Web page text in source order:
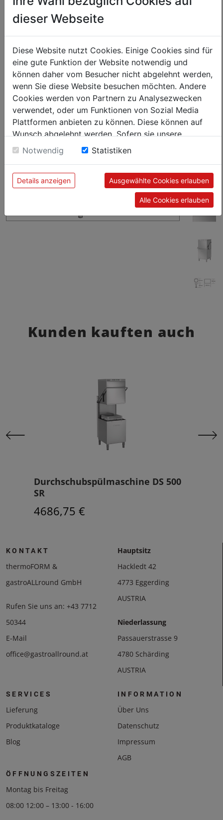
Kunden kauften auch
Durchschubspülmaschine DS 500
SR
4686,75 €
KONTAKT
thermoFORM &
gastroALLround GmbH
Rufen Sie uns an: +43 7712
50344
E-Mail
office@gastroallround.at
Hauptsitz
Hackledt 42
4773 Eggerding
AUSTRIA
Niederlassung
Passauerstrasse 9
4780 Schärding
AUSTRIA
SERVICES
Lieferung
Produktkataloge
Blog
INFORMATION
Über Uns
Datenschutz
Impressum
AGB
ÖFFNUNGSZEITEN
Montag bis Freitag
08:00 12:00 – 13:00 - 16:00
dieser Webseite
Diese Website nutzt Cookies. Einige Cookies sind für
eine gute Funktion der Website notwendig und
können daher vom Besucher nicht abgelehnt werden,
wenn Sie diese Website besuchen möchten. Andere
Cookies werden von Partnern zu Analysezwecken
verwendet, oder um Funktionen von Sozial Media
Plattformen anbieten zu können. Diese können auf
Wunsch abgelehnt werden. Sofern sie unsere
Webseite weiter nutzen, geben Sie Einwilligung zu
unseren Cookies.
Notwendig Statistiken
Details anzeigen Ausgewählte Cookies erlauben
Alle Cookies erlauben